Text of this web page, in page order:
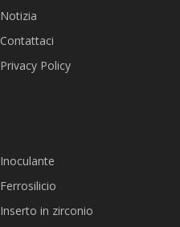
Notizia
Contattaci
Privacy Policy
Inoculante
Ferrosilicio
Inserto in zirconio